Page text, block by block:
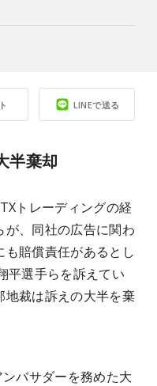
LINEで送る
半棄却
トレーディングの経
、同社の広告に関わ
賠償責任があるとし
平選手らを訴えてい
地裁は訴えの大半を棄
バサダーを務めた大